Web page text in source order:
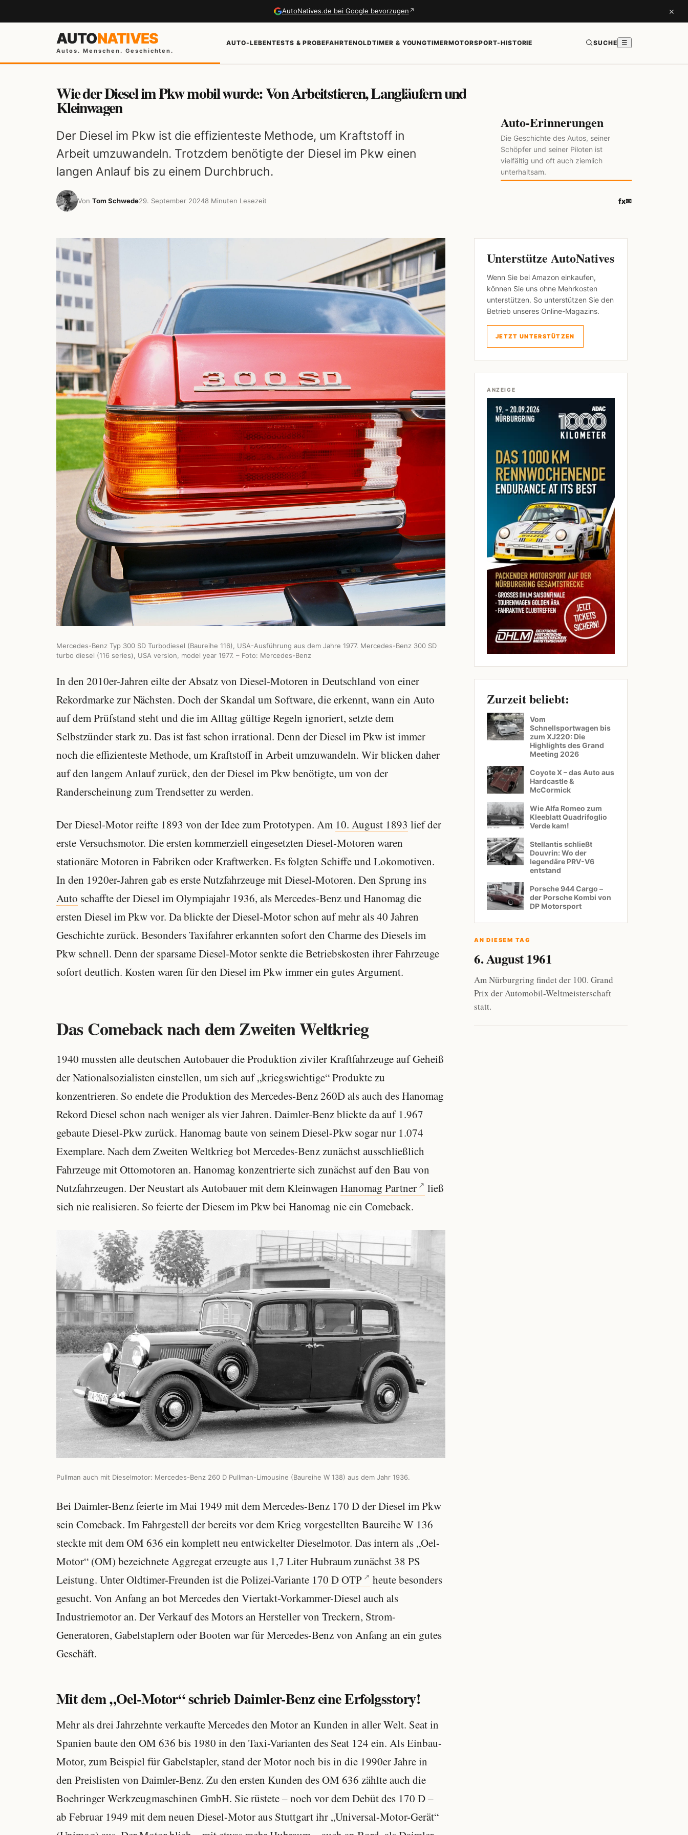
AutoNatives.de bei Google bevorzugen ↗ ×
AUTONATIVES
Autos. Menschen. Geschichten.
AUTO-LEBENTESTS & PROBEFAHRTENOLDTIMER & YOUNGTIMERMOTORSPORT-HISTORIE SUCHE ☰
Wie der Diesel im Pkw mobil wurde: Von Arbeitstieren, Langläufern und
Kleinwagen
Der Diesel im Pkw ist die effizienteste Methode, um Kraftstoff in
Arbeit umzuwandeln. Trotzdem benötigte der Diesel im Pkw einen
langen Anlauf bis zu einem Durchbruch.
Auto-Erinnerungen
Die Geschichte des Autos, seiner
Schöpfer und seiner Piloten ist
vielfältig und oft auch ziemlich
unterhaltsam.
Von Tom Schwede29. September 20248 Minuten Lesezeit fx✉
Mercedes-Benz Typ 300 SD Turbodiesel (Baureihe 116), USA-Ausführung aus dem Jahre 1977. Mercedes-Benz 300 SD
turbo diesel (116 series), USA version, model year 1977. – Foto: Mercedes-Benz
In den 2010er-Jahren eilte der Absatz von Diesel-Motoren in Deutschland von einer
Rekordmarke zur Nächsten. Doch der Skandal um Software, die erkennt, wann ein Auto
auf dem Prüfstand steht und die im Alltag gültige Regeln ignoriert, setzte dem
Selbstzünder stark zu. Das ist fast schon irrational. Denn der Diesel im Pkw ist immer
noch die effizienteste Methode, um Kraftstoff in Arbeit umzuwandeln. Wir blicken daher
auf den langem Anlauf zurück, den der Diesel im Pkw benötigte, um von der
Randerscheinung zum Trendsetter zu werden.
Der Diesel-Motor reifte 1893 von der Idee zum Prototypen. Am 10. August 1893 lief der
erste Versuchsmotor. Die ersten kommerziell eingesetzten Diesel-Motoren waren
stationäre Motoren in Fabriken oder Kraftwerken. Es folgten Schiffe und Lokomotiven.
In den 1920er-Jahren gab es erste Nutzfahrzeuge mit Diesel-Motoren. Den Sprung ins
Auto schaffte der Diesel im Olympiajahr 1936, als Mercedes-Benz und Hanomag die
ersten Diesel im Pkw vor. Da blickte der Diesel-Motor schon auf mehr als 40 Jahren
Geschichte zurück. Besonders Taxifahrer erkannten sofort den Charme des Diesels im
Pkw schnell. Denn der sparsame Diesel-Motor senkte die Betriebskosten ihrer Fahrzeuge
sofort deutlich. Kosten waren für den Diesel im Pkw immer ein gutes Argument.
Das Comeback nach dem Zweiten Weltkrieg
1940 mussten alle deutschen Autobauer die Produktion ziviler Kraftfahrzeuge auf Geheiß
der Nationalsozialisten einstellen, um sich auf „kriegswichtige“ Produkte zu
konzentrieren. So endete die Produktion des Mercedes-Benz 260D als auch des Hanomag
Rekord Diesel schon nach weniger als vier Jahren. Daimler-Benz blickte da auf 1.967
gebaute Diesel-Pkw zurück. Hanomag baute von seinem Diesel-Pkw sogar nur 1.074
Exemplare. Nach dem Zweiten Weltkrieg bot Mercedes-Benz zunächst ausschließlich
Fahrzeuge mit Ottomotoren an. Hanomag konzentrierte sich zunächst auf den Bau von
Nutzfahrzeugen. Der Neustart als Autobauer mit dem Kleinwagen Hanomag Partner
ließ
sich nie realisieren. So feierte der Diesem im Pkw bei Hanomag nie ein Comeback.
Pullman auch mit Dieselmotor: Mercedes-Benz 260 D Pullman-Limousine (Baureihe W 138) aus dem Jahr 1936.
Bei Daimler-Benz feierte im Mai 1949 mit dem Mercedes-Benz 170 D der Diesel im Pkw
sein Comeback. Im Fahrgestell der bereits vor dem Krieg vorgestellten Baureihe W 136
steckte mit dem OM 636 ein komplett neu entwickelter Dieselmotor. Das intern als „Oel-
Motor“ (OM) bezeichnete Aggregat erzeugte aus 1,7 Liter Hubraum zunächst 38 PS
Leistung. Unter Oldtimer-Freunden ist die Polizei-Variante 170 D OTP
heute besonders
gesucht. Von Anfang an bot Mercedes den Viertakt-Vorkammer-Diesel auch als
Industriemotor an. Der Verkauf des Motors an Hersteller von Treckern, Strom-
Generatoren, Gabelstaplern oder Booten war für Mercedes-Benz von Anfang an ein gutes
Geschäft.
Mit dem „Oel-Motor“ schrieb Daimler-Benz eine Erfolgsstory!
Mehr als drei Jahrzehnte verkaufte Mercedes den Motor an Kunden in aller Welt. Seat in
Spanien baute den OM 636 bis 1980 in den Taxi-Varianten des Seat 124 ein. Als Einbau-
Motor, zum Beispiel für Gabelstapler, stand der Motor noch bis in die 1990er Jahre in
den Preislisten von Daimler-Benz. Zu den ersten Kunden des OM 636 zählte auch die
Boehringer Werkzeugmaschinen GmbH. Sie rüstete – noch vor dem Debüt des 170 D –
ab Februar 1949 mit dem neuen Diesel-Motor aus Stuttgart ihr „Universal-Motor-Gerät“
Unterstütze AutoNatives
Wenn Sie bei Amazon einkaufen,
können Sie uns ohne Mehrkosten
unterstützen. So unterstützen Sie den
Betrieb unseres Online-Magazins.
JETZT UNTERSTÜTZEN
ANZEIGE
Zurzeit beliebt:
Vom
Schnellsportwagen bis
zum XJ220: Die
Highlights des Grand
Meeting 2026
Coyote X – das Auto aus
Hardcastle &
McCormick
Wie Alfa Romeo zum
Kleeblatt Quadrifoglio
Verde kam!
Stellantis schließt
Douvrin: Wo der
legendäre PRV-V6
entstand
Porsche 944 Cargo –
der Porsche Kombi von
DP Motorsport
AN DIESEM TAG
6. August 1961
Am Nürburgring findet der 100. Grand
Prix der Automobil-Weltmeisterschaft
statt.